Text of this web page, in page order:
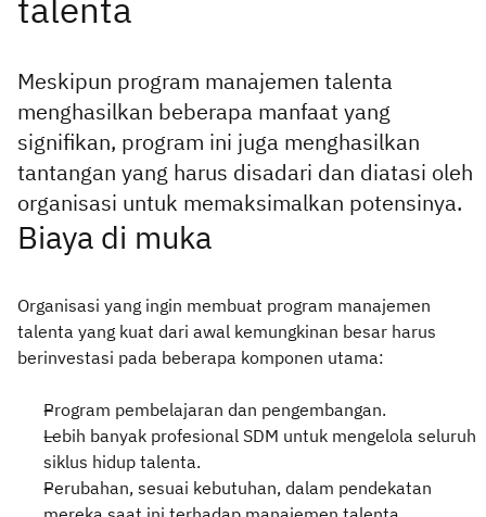
Meskipun program manajemen talenta
menghasilkan beberapa manfaat yang
signifikan, program ini juga menghasilkan
tantangan yang harus disadari dan diatasi oleh
organisasi untuk memaksimalkan potensinya.
Biaya di muka
Organisasi yang ingin membuat program manajemen
talenta yang kuat dari awal kemungkinan besar harus
berinvestasi pada beberapa komponen utama:
Program pembelajaran dan pengembangan.
Lebih banyak profesional SDM untuk mengelola seluruh
siklus hidup talenta.
Perubahan, sesuai kebutuhan, dalam pendekatan